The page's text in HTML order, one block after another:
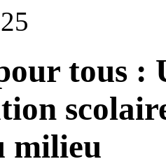
tous :
milieu